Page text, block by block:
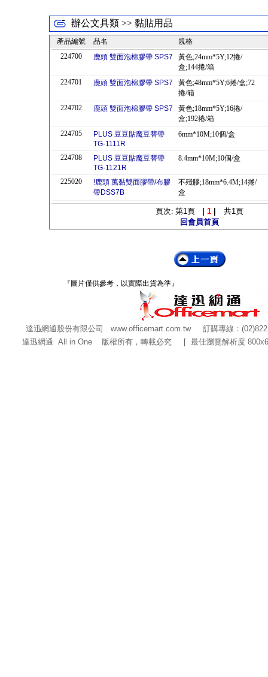
辦公文具類 >> 黏貼用品
產品編號 品名
規格
224700
鹿頭 雙面泡棉膠帶 SPS7
黃色;24mm*5Y;12捲/
盒;144捲/箱
224701
鹿頭 雙面泡棉膠帶 SPS7
黃色;48mm*5Y;6捲/盒;72
捲/箱
224702
鹿頭 雙面泡棉膠帶 SPS7
黃色;18mm*5Y;16捲/
盒;192捲/箱
224705
PLUS 豆豆貼魔豆替帶
TG-1111R
6mm*10M;10個/盒
224708
PLUS 豆豆貼魔豆替帶
TG-1121R
8.4mm*10M;10個/盒
225020
!鹿頭 萬黏雙面膠帶/布膠
帶DSS7B
不殘膠;18mm*6.4M;14捲/
盒
頁次: 第1頁 1| 共1頁
回會員首頁
『圖片僅供參考，以實際出貨為準』
達迅網通股份有限公司 www.officemart.com.tw訂購專線：
達迅網通 All in One 版權所有，轉載必究 [ 最佳瀏覽解析度